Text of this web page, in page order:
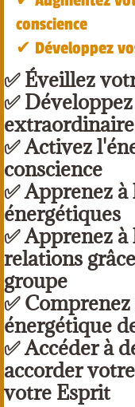
conscience
✔︎ Développez
✅ Éveillez
✅
✅ Activez
conscience
✅ Apprenez
énergétiques
✅ Apprenez
relations
groupe
✅
énergétique
✅ Accéder à
accorder
votre Esprit